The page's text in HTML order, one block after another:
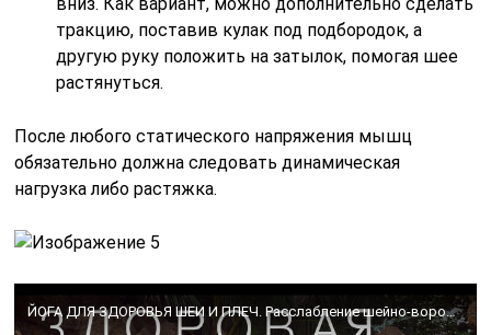
вниз. Как вариант, можно дополнительно сделать
тракцию, поставив кулак под подбородок, а
другую руку положить на затылок, помогая шее
растянуться.
После любого статического напряжения мышц
обязательно должна следовать динамическая
нагрузка либо растяжка.
ЙОГА ДЛЯ ЗДОРОВЬЯ ШЕИ И ПЛЕЧ. Расслабление шейно-воротниковой зоны. 14 минут.